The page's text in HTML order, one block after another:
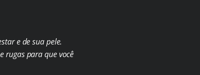
e de sua pele.
rugas para que você